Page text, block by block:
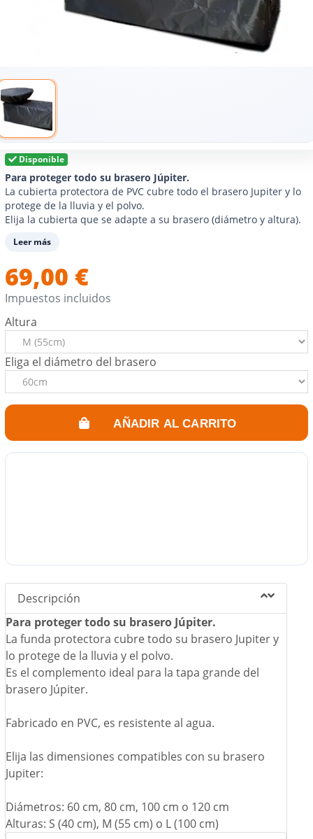
Disponible
Para proteger todo su brasero Júpiter.
La cubierta protectora de PVC cubre todo el brasero Jupiter y lo
protege de la lluvia y el polvo.
Elija la cubierta que se adapte a su brasero (diámetro y altura).
Leer más
69,00 €
Impuestos incluidos
Altura
Eliga el diámetro del brasero
AÑADIR AL CARRITO
Descripción
Para proteger todo su brasero Júpiter.
La funda protectora cubre todo su brasero Jupiter y
lo protege de la lluvia y el polvo.
Es el complemento ideal para la tapa grande del
brasero Júpiter.
Fabricado en PVC, es resistente al agua.
Elija las dimensiones compatibles con su brasero
Jupiter:
Diámetros: 60 cm, 80 cm, 100 cm o 120 cm
Alturas: S (40 cm), M (55 cm) o L (100 cm)